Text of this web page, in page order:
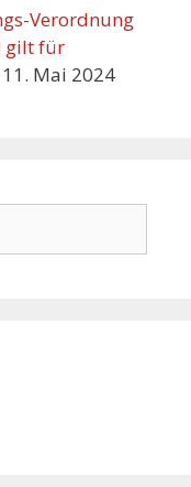
Verordnung
gilt für
11. Mai 2024